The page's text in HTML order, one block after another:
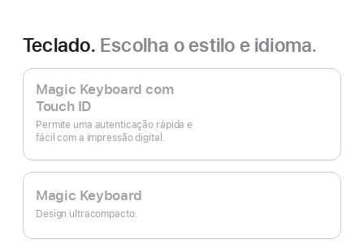
Teclado. Escolha o estilo e idioma.
Magic Keyboard com
Touch ID
Permite uma autenticação rápida e
fácil com a impressão digital.
Magic Keyboard
Design ultracompacto.